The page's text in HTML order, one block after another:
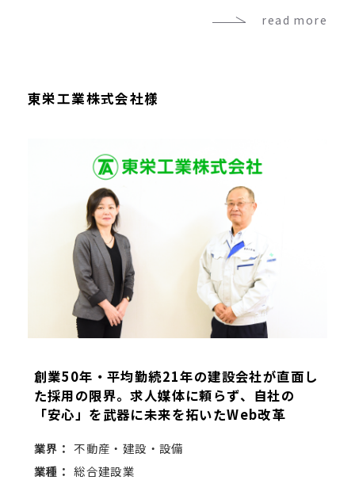
read more
東栄工業株式会社様
創業50年・平均勤続21年の建設会社が直面し
た採用の限界。求人媒体に頼らず、自社の
「安心」を武器に未来を拓いたWeb改革
業界： 不動産・建設・設備
業種： 総合建設業